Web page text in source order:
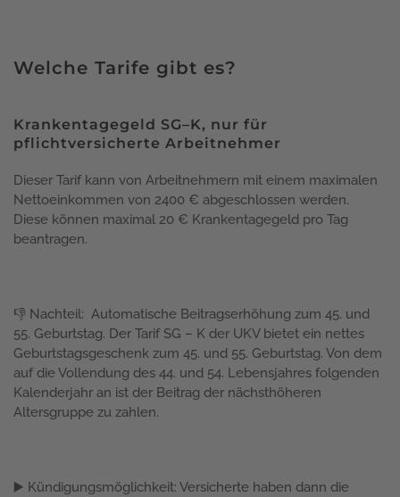
Welche Tarife gibt es?
Krankentagegeld SG–K, nur für
pflichtversicherte Arbeitnehmer
Dieser Tarif kann von Arbeitnehmern mit einem maximalen
Nettoeinkommen von 2400 € abgeschlossen werden.
Diese können maximal 20 € Krankentagegeld pro Tag
beantragen.
👎 Nachteil: Automatische Beitragserhöhung zum 45. und
55. Geburtstag. Der Tarif SG – K der UKV bietet ein nettes
Geburtstagsgeschenk zum 45. und 55. Geburtstag. Von dem
auf die Vollendung des 44. und 54. Lebensjahres folgenden
Kalenderjahr an ist der Beitrag der nächsthöheren
Altersgruppe zu zahlen.
▶️ Kündigungsmöglichkeit: Versicherte haben dann die